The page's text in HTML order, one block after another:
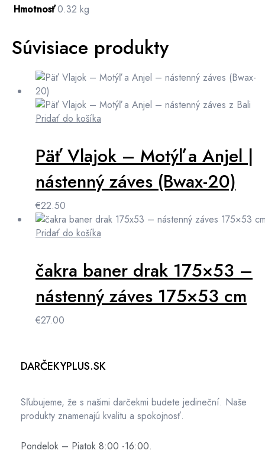
Hmotnosť0.32 kg
Súvisiace produkty
Pridať do košíka
Päť Vlajok – Motýľ a Anjel |
nástenný záves (Bwax-20)
€22.50
Pridať do košíka
čakra baner drak 175×53 –
nástenný záves 175×53 cm
€27.00
DARČEKYPLUS.SK
Sľubujeme, že s našimi darčekmi budete jedineční. Naše
produkty znamenajú kvalitu a spokojnosť.
Pondelok – Piatok 8:00 -16:00.